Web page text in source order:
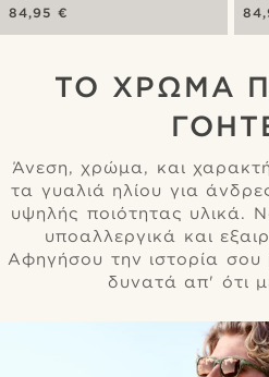
Green
84,95 €
ΤΟ ΧΡΏΜΑ
Άνεση, χρώμα, και
τα γυαλιά ηλίου για
υψηλής ποιότητας υλικά.
υποαλλεργικά και
Αφηγήσου την ιστορία
δυνατά απ' ότι